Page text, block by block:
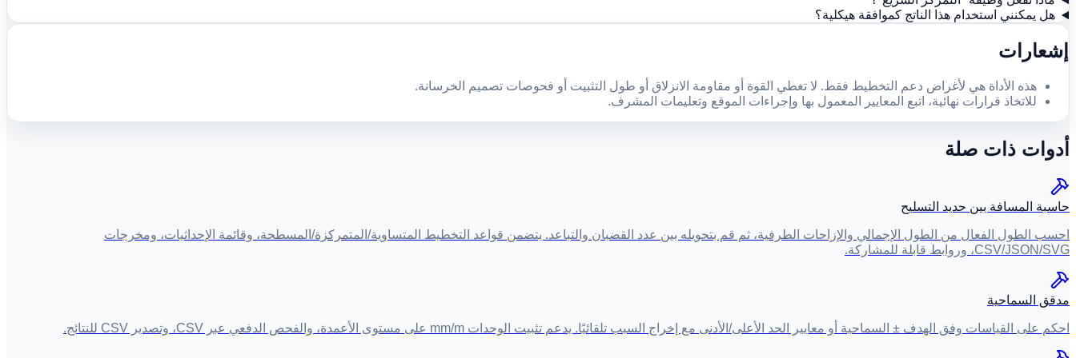
هل يمكنني استخدام هذا الناتج كموافقة هيكلية؟
إشعارات
هذه الأداة هي لأغراض دعم التخطيط فقط. لا تغطي القوة أو مقاومة الانزلاق أو طول التثبيت أو فحوصات تصميم الخرسانة.
للاتخاذ قرارات نهائية، اتبع المعايير المعمول بها وإجراءات الموقع وتعليمات المشرف.
أدوات ذات صلة
حاسبة المسافة بين حديد التسليح
احسب الطول الفعال من الطول الإجمالي والإزاحات الطرفية، ثم قم بتحويله بين عدد القضبان والتباعد. يتضمن قواعد التخطيط المتساوية/المتمركزة/المسطحة، وقائمة الإحداثيات، ومخرجات
CSV/JSON/SVG، وروابط قابلة للمشاركة.
مدقق السماحية
احكم على القياسات وفق الهدف ± السماحية أو معايير الحد الأعلى/الأدنى مع إخراج السبب تلقائيًا. يدعم تثبيت الوحدات mm/m على مستوى الأعمدة، والفحص الدفعي عبر CSV، وتصدير CSV للنتائج.